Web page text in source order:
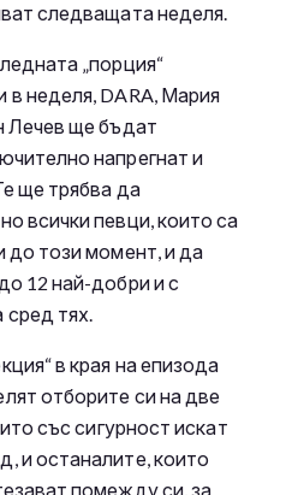
следващата неделя.
„порция“
в неделя, DARA, Мария
Лечев ще бъдат
напрегнат и
ще трябва да
всички певци, които са
до този момент, и да
12 най-добри и с
сред тях.
в края на епизода
отборите си на две
със сигурност искат
и останалите, които
помежду си, за